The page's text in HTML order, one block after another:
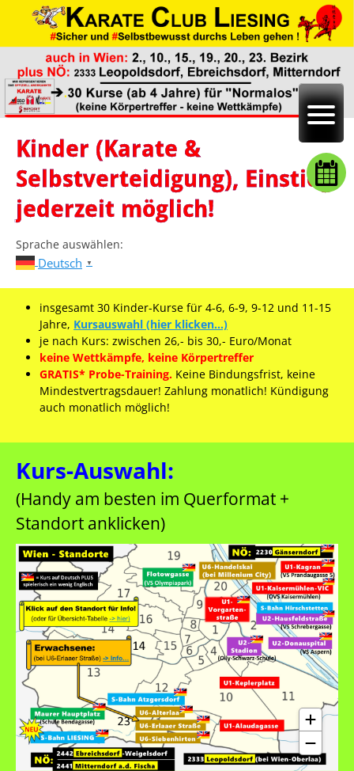
Kinder (Karate &
Selbstverteidigung), Einstieg
jederzeit möglich!
Sprache auswählen:
Deutsch ▼
insgesamt 30 Kinder-Kurse für 4-6, 6-9, 9-12 und 11-15
Jahre, Kursauswahl (hier klicken…)
je nach Kurs: zwischen 26,- bis 30,- Euro/Monat
keine Wettkämpfe, keine Körpertreffer
GRATIS* Probe-Training. Keine Bindungsfrist, keine
Mindestvertragsdauer! Zahlung monatlich! Kündigung
auch monatlich möglich!
Kurs-Auswahl:
(Handy am besten im Querformat +
Standort anklicken)